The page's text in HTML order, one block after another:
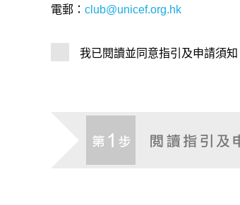
電郵： club@unicef.org.hk
我已閱讀並同意指引及申請須知